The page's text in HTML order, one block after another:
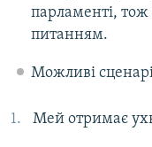
парламенті,
питанням.
Можливі
Мей отримає